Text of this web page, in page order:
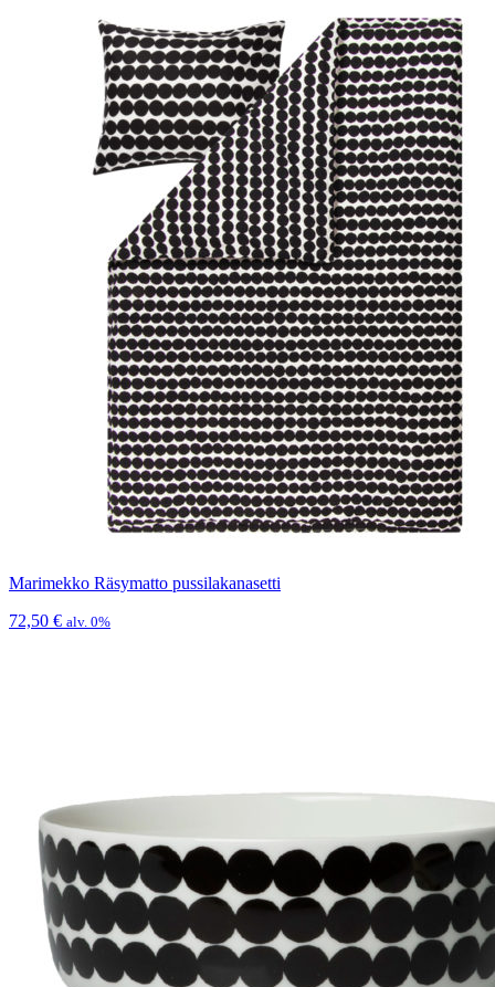
Marimekko Räsymatto pussilakanasetti
72,50 € alv. 0%